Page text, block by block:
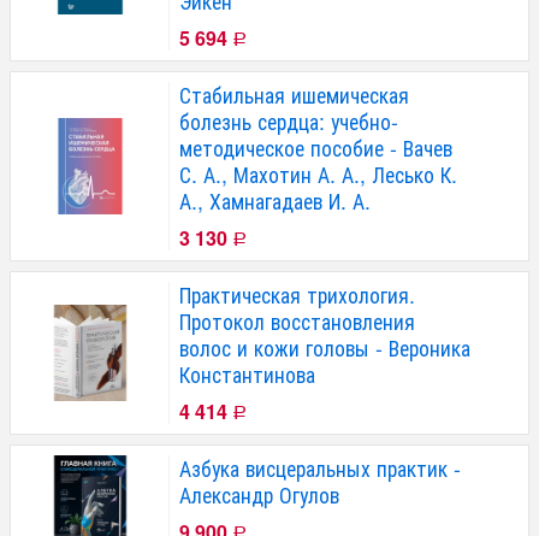
5 694 Р
Стабильная ишемическая
болезнь сердца: учебно-
методическое пособие - Вачев
С. А., Махотин А. А., Лесько К.
А., Хамнагадаев И. А.
3 130 Р
Практическая трихология.
Протокол восстановления
волос и кожи головы - Вероника
Константинова
4 414 Р
Азбука висцеральных практик -
Александр Огулов
Р